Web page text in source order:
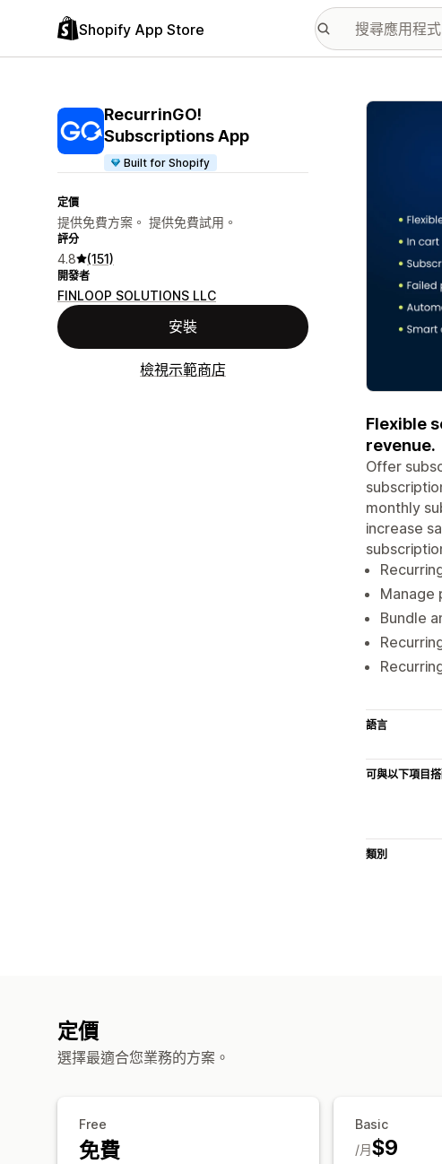
Shopify App Store
RecurrinGO!
Subscriptions App
Built for Shopify
定價
提供免費方案。 提供免費試用。
評分
4.8 (151)
開發者
FINLOOP SOLUTIONS LLC
安裝
檢視示範商店
主要圖片圖庫
Flexible
revenue.
Offer
monthly
increase
Manage
Bundle
語言
可與以下項目
類別
定價
選擇最適合您業務的方案。
Free
免費
Basic
$9
/月